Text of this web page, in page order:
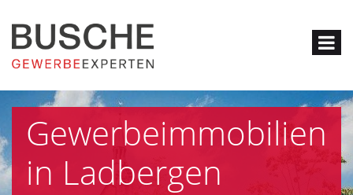
Gewerbeimmobilien
in Ladbergen